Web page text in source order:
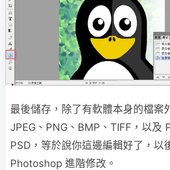
最後儲存，除了有軟體本身的檔案
JPEG、PNG、BMP、TIFF，以及
PSD，等於說你這邊編輯好了，以
Photoshop 進階修改。